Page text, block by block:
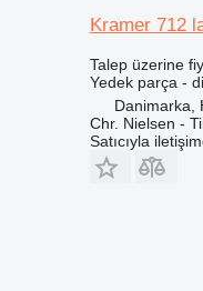
Kramer 712
Talep üzerine
Yedek parça -
Danimarka,
Chr. Nielsen -
Satıcıyla